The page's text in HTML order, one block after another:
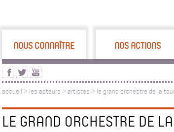
NOUS CONNAÎTRE NOS ACTIONS
accueil > les acteurs > artistes > le grand orchestre de la
LE GRAND ORCHESTRE DE